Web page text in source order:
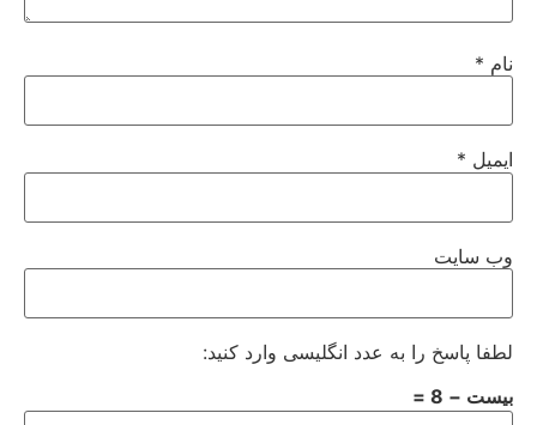
نام *
ایمیل *
وب‌ سایت
لطفا پاسخ را به عدد انگلیسی وارد کنید:
بیست − 8 =